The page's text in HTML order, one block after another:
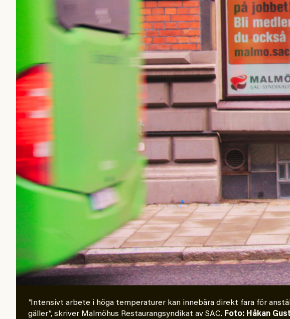
"Intensivt arbete i höga temperaturer kan innebära direkt fara för
gäller", skriver Malmöhus Restaurangsyndikat av SAC. Foto: Håkan